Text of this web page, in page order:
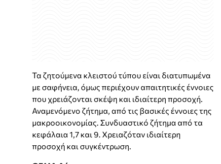
Τα ζητούμενα κλειστού τύπου είναι διατυπωμένα
με σαφήνεια, όμως περιέχουν απαιτητικές έννοιες
που χρειάζονται σκέψη και ιδιαίτερη προσοχή.
Αναμενόμενο ζήτημα, από τις βασικές έννοιες της
μακροοικονομίας. Συνδυαστικό ζήτημα από τα
κεφάλαια 1,7 και 9. Χρειαζόταν ιδιαίτερη
προσοχή και συγκέντρωση.